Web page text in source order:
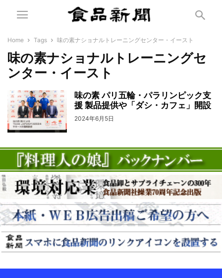
Home Tags 味の素ナショナルトレーニングセンター・イースト
味の素ナショナルトレーニングセ
ンター・イースト
味の素 パリ五輪・パラリンピック支
援 製品提供や「ダシ・カフェ」開設
2024年6月5日